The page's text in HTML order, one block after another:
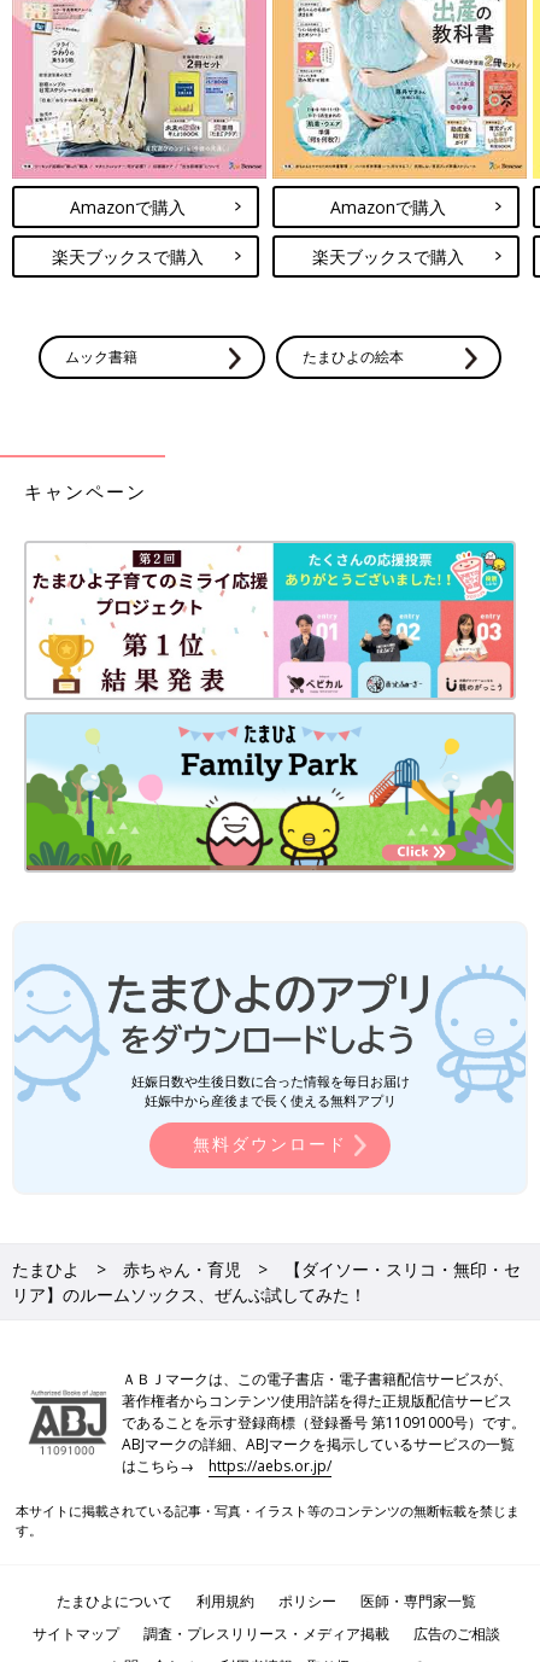
Amazonで購入
楽天ブックスで購入
Amazonで購入
楽天ブックスで購入
ムック書籍 たまひよの絵本
キャンペーン
妊娠日数や生後日数に合った情報を毎日お届け
妊娠中から産後まで長く使える無料アプリ
無料ダウンロード
たまひよ 赤ちゃん・育児
【ダイソー・スリコ・無印・セ
リア】のルームソックス、ぜんぶ試してみた！
ＡＢＪマークは、この電子書店・電子書籍配信サービスが、
著作権者からコンテンツ使用許諾を得た正規版配信サービス
であることを示す登録商標（登録番号 第11091000号）です。
ABJマークの詳細、ABJマークを掲示しているサービスの一覧
はこちら→https://aebs.or.jp/
本サイトに掲載されている記事・写真・イラスト等のコンテンツの無断転載を禁じま
す。
たまひよについて 利用規約 ポリシー
医師・専門家一覧
サイトマップ
調査・プレスリリース・メディア掲載
広告のご相談